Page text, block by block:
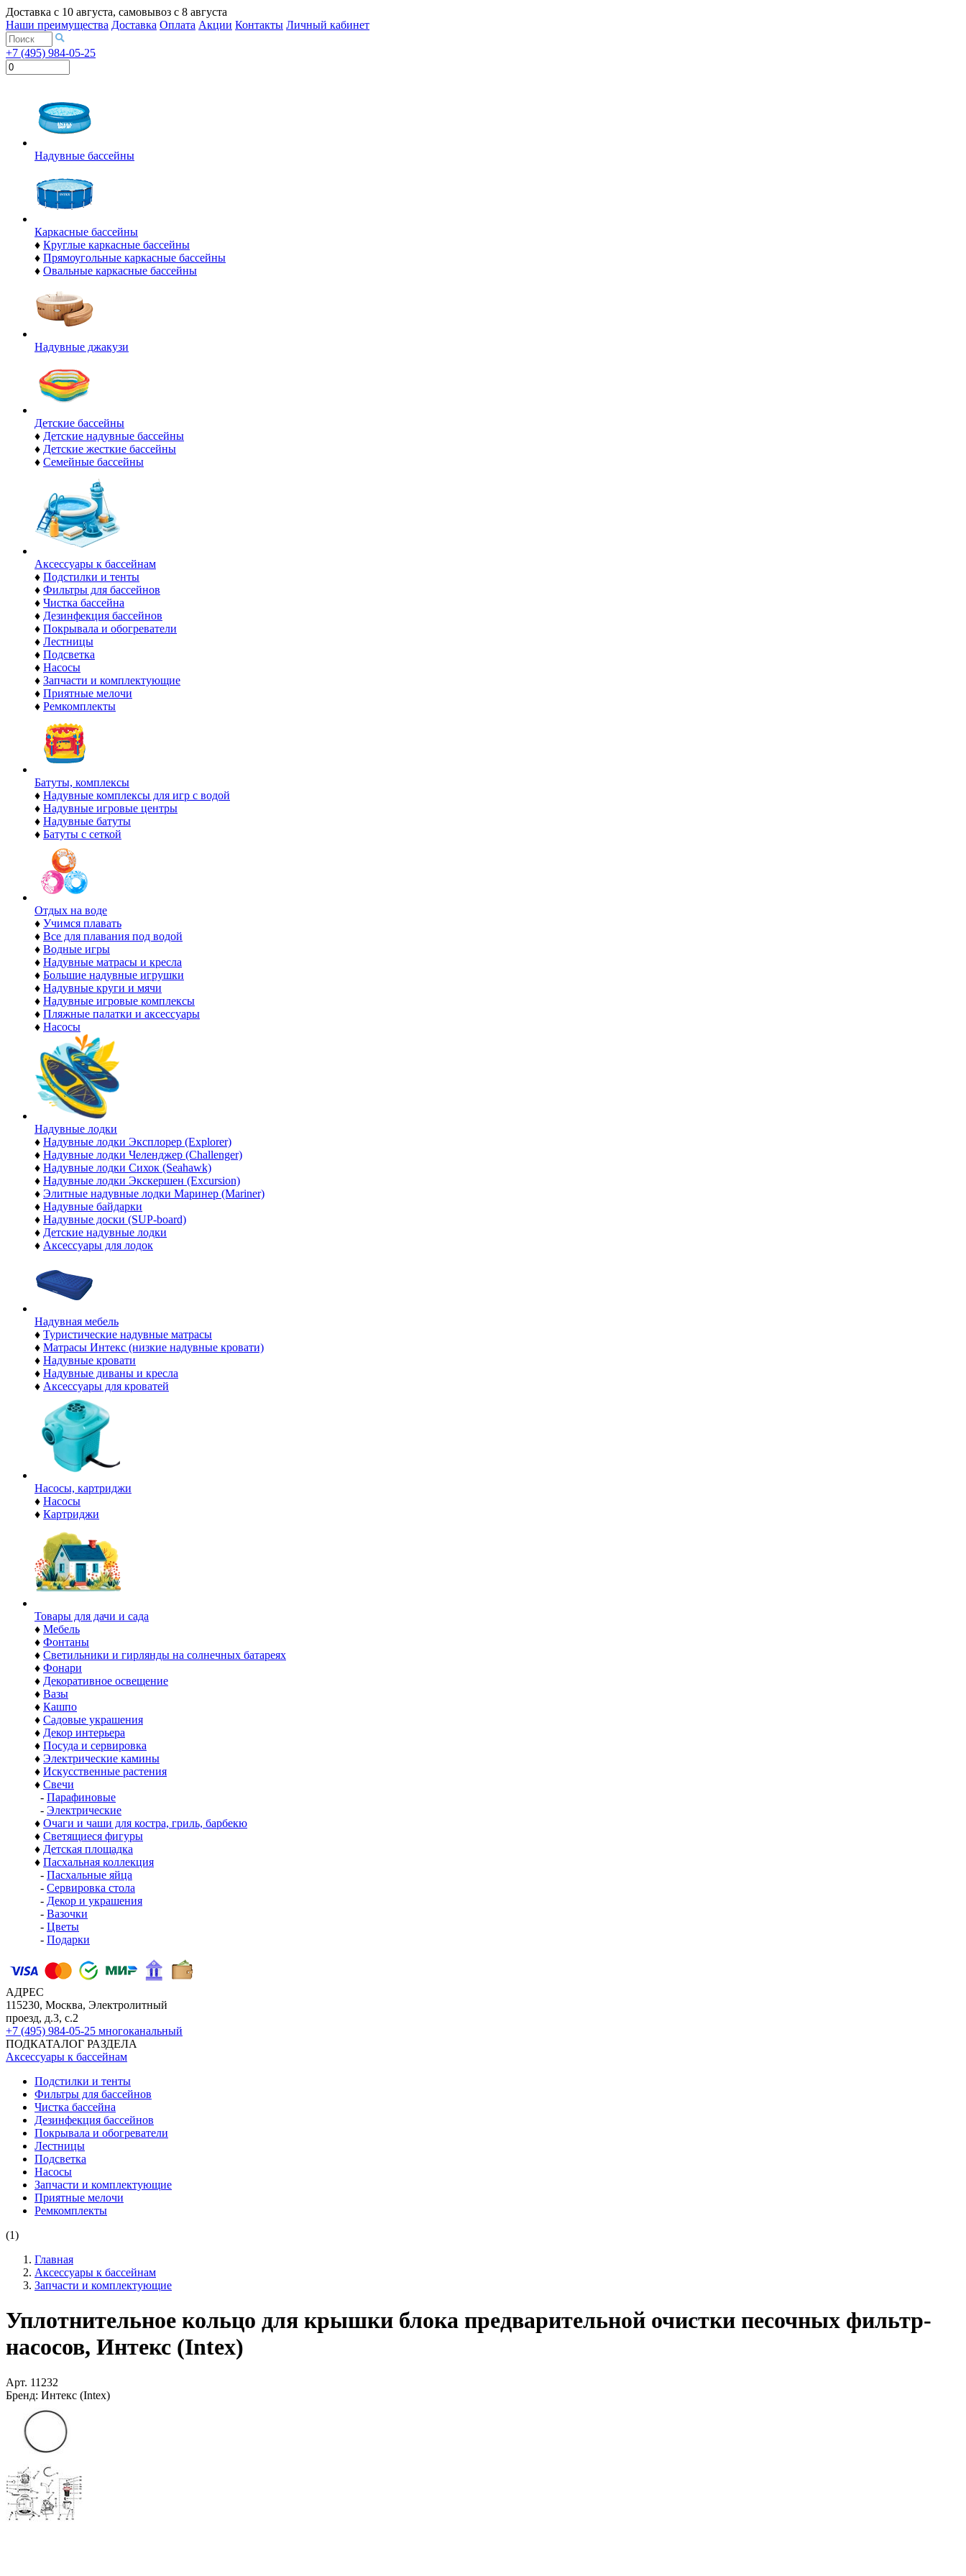
Доставка с 10 августа, самовывоз с 8 августа
Наши преимущества Доставка Оплата Акции Контакты Личный кабинет
+7 (495) 984-05-25
Надувные бассейны
Каркасные бассейны
♦ Круглые каркасные бассейны
♦ Прямоугольные каркасные бассейны
♦ Овальные каркасные бассейны
Надувные джакузи
Детские бассейны
♦ Детские надувные бассейны
♦ Детские жесткие бассейны
♦ Семейные бассейны
Аксессуары к бассейнам
♦ Подстилки и тенты
♦ Фильтры для бассейнов
♦ Чистка бассейна
♦ Дезинфекция бассейнов
♦ Покрывала и обогреватели
♦ Лестницы
♦ Подсветка
♦ Насосы
♦ Запчасти и комплектующие
♦ Приятные мелочи
♦ Ремкомплекты
Батуты, комплексы
♦ Надувные комплексы для игр с водой
♦ Надувные игровые центры
♦ Надувные батуты
♦ Батуты с сеткой
Отдых на воде
♦ Учимся плавать
♦ Все для плавания под водой
♦ Водные игры
♦ Надувные матрасы и кресла
♦ Большие надувные игрушки
♦ Надувные круги и мячи
♦ Надувные игровые комплексы
♦ Пляжные палатки и аксессуары
♦ Насосы
Надувные лодки
♦ Надувные лодки Эксплорер (Explorer)
♦ Надувные лодки Челенджер (Challenger)
♦ Надувные лодки Сихок (Seahawk)
♦ Надувные лодки Экскершен (Excursion)
♦ Элитные надувные лодки Маринер (Mariner)
♦ Надувные байдарки
♦ Надувные доски (SUP-board)
♦ Детские надувные лодки
♦ Аксессуары для лодок
Надувная мебель
♦ Туристические надувные матрасы
♦ Матрасы Интекс (низкие надувные кровати)
♦ Надувные кровати
♦ Надувные диваны и кресла
♦ Аксессуары для кроватей
Насосы, картриджи
♦ Насосы
♦ Картриджи
Товары для дачи и сада
♦ Мебель
♦ Фонтаны
♦ Светильники и гирлянды на солнечных батареях
♦ Фонари
♦ Декоративное освещение
♦ Вазы
♦ Кашпо
♦ Садовые украшения
♦ Декор интерьера
♦ Посуда и сервировка
♦ Электрические камины
♦ Искусственные растения
♦ Свечи
- Парафиновые
- Электрические
♦ Очаги и чаши для костра, гриль, барбекю
♦ Светящиеся фигуры
♦ Детская площадка
♦ Пасхальная коллекция
- Пасхальные яйца
- Сервировка стола
- Декор и украшения
- Вазочки
- Цветы
- Подарки
АДРЕС
115230, Москва, Электролитный
проезд, д.3, с.2
+7 (495) 984-05-25 многоканальный
ПОДКАТАЛОГ РАЗДЕЛА
Аксессуары к бассейнам
Подстилки и тенты
Фильтры для бассейнов
Чистка бассейна
Дезинфекция бассейнов
Покрывала и обогреватели
Лестницы
Подсветка
Насосы
Запчасти и комплектующие
Приятные мелочи
Ремкомплекты
(1)
Главная
Аксессуары к бассейнам
Запчасти и комплектующие
Уплотнительное кольцо для крышки блока предварительной очистки песочных фильтр-
насосов, Интекс (Intex)
Арт. 11232
Бренд: Интекс (Intex)